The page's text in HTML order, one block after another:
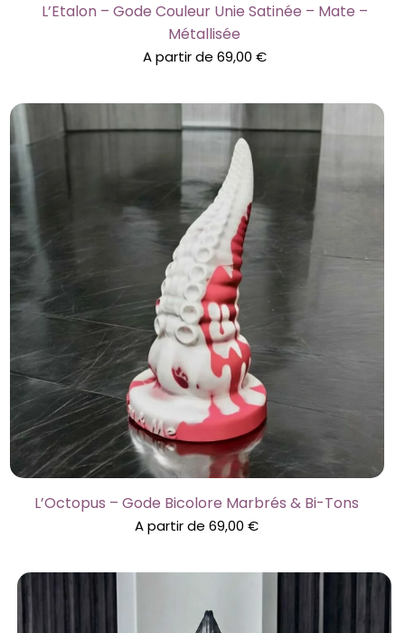
L’Etalon – Gode Couleur Unie Satinée – Mate –
Métallisée
A partir de 69,00 €
L’Octopus – Gode Bicolore Marbrés & Bi-Tons
A partir de69,00€